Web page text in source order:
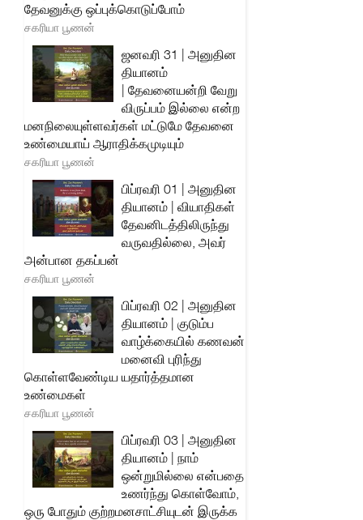
தேவனுக்கு ஒப்புக்கொடுப்போம்
சகரியா பூணன்
ஜனவரி 31 | அனுதின
தியானம்
| தேவனையன்றி வேறு
விருப்பம் இல்லை என்ற
மனநிலையுள்ளவர்கள் மட்டுமே தேவனை
உண்மையாய் ஆராதிக்கமுடியும்
சகரியா பூணன்
பிப்ரவரி 01 | அனுதின
தியானம் | வியாதிகள்
தேவனிடத்திலிருந்து
வருவதில்லை, அவர்
அன்பான தகப்பன்
சகரியா பூணன்
பிப்ரவரி 02 | அனுதின
தியானம் | குடும்ப
வாழ்க்கையில் கணவன்
மனைவி புரிந்து
கொள்ளவேண்டிய யதார்த்தமான
உண்மைகள்
சகரியா பூணன்
பிப்ரவரி 03 | அனுதின
தியானம் | நாம்
ஒன்றுமில்லை என்பதை
உணர்ந்து கொள்வோம்,
ஒரு போதும் குற்றமனசாட்சியுடன் இருக்க